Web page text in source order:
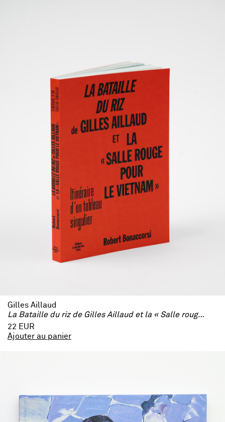
Gilles Aillaud
La Bataille du riz de Gilles Aillaud et la « Salle rouge pour le Vietnam ». Itinéraire d’un tableau singulier
22 EUR
Ajouter au panier